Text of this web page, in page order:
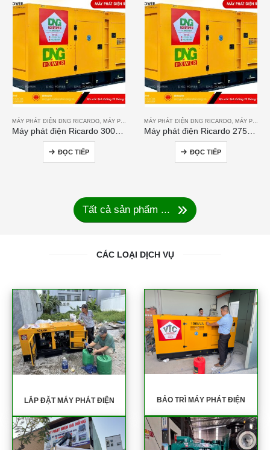
MÁY PHÁT ĐIỆN DNG RICARDO MÁY PHÁT ĐIỆN RICARDO
ĐỌC TIẾP
MÁY PHÁT ĐIỆN DNG RICARDO MÁY PHÁT ĐIỆN RICARDO
ĐỌC TIẾP
Tất cả sản phẩm ...
CÁC LOẠI DỊCH VỤ
LẮP ĐẶT MÁY PHÁT ĐIỆN BẢO TRÌ MÁY PHÁT ĐIỆN